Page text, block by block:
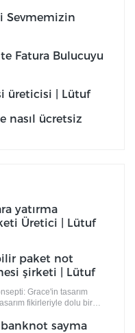
Sevmemizin
Fatura Bulucuyu
üreticisi | Lütuf
nasıl ücretsiz
yatırma
Üretici | Lütuf
paket not
şirketi | Lütuf
Grace'in tasarım
fikirleriyle dolu bir
yalnızca endüstriyel
banknot sayma